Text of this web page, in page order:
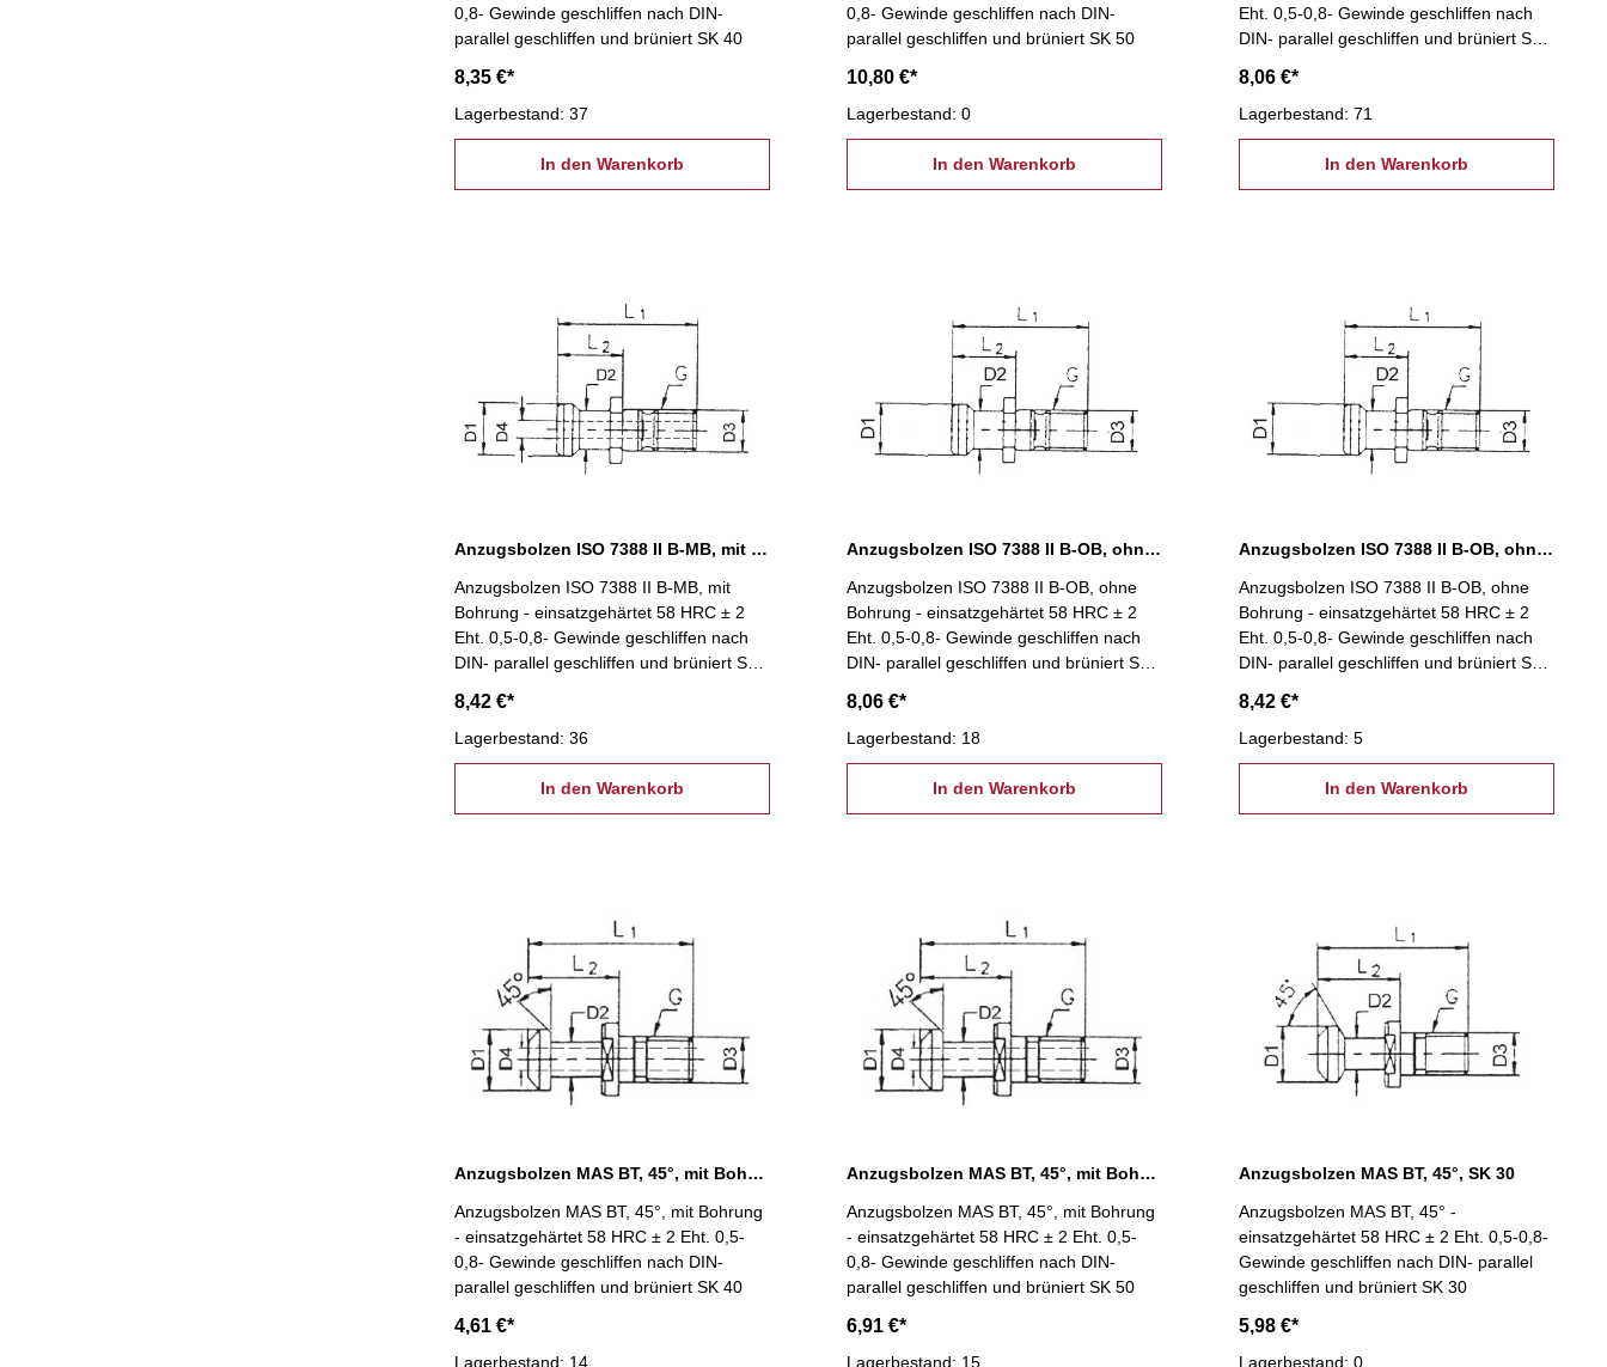
0,8- Gewinde geschliffen nach DIN-
parallel geschliffen und brüniert SK 40
8,35 €*
Lagerbestand: 37
In den Warenkorb
0,8- Gewinde geschliffen nach DIN-
parallel geschliffen und brüniert SK 50
10,80 €*
Lagerbestand: 0
In den Warenkorb
Eht. 0,5-0,8- Gewinde geschliffen nach
DIN- parallel geschliffen und brüniert SK
8,06 €*
Lagerbestand: 71
In den Warenkorb
Anzugsbolzen ISO 7388 II B-MB, mit Bohrung, SK 50
Anzugsbolzen ISO 7388 II B-MB, mit
Bohrung - einsatzgehärtet 58 HRC ± 2
Eht. 0,5-0,8- Gewinde geschliffen nach
DIN- parallel geschliffen und brüniert SK
8,42 €*
Lagerbestand: 36
In den Warenkorb
Anzugsbolzen ISO 7388 II B-OB, ohne Bohrung, SK 40
Anzugsbolzen ISO 7388 II B-OB, ohne
Bohrung - einsatzgehärtet 58 HRC ± 2
Eht. 0,5-0,8- Gewinde geschliffen nach
DIN- parallel geschliffen und brüniert SK
8,06 €*
Lagerbestand: 18
In den Warenkorb
Anzugsbolzen ISO 7388 II B-OB, ohne Bohrung, SK 50
Anzugsbolzen ISO 7388 II B-OB, ohne
Bohrung - einsatzgehärtet 58 HRC ± 2
Eht. 0,5-0,8- Gewinde geschliffen nach
DIN- parallel geschliffen und brüniert SK
8,42 €*
Lagerbestand: 5
In den Warenkorb
Anzugsbolzen MAS BT, 45°, mit Bohrung, SK 40
Anzugsbolzen MAS BT, 45°, mit Bohrung
- einsatzgehärtet 58 HRC ± 2 Eht. 0,5-
0,8- Gewinde geschliffen nach DIN-
parallel geschliffen und brüniert SK 40
4,61 €*
Lagerbestand: 14
Anzugsbolzen MAS BT, 45°, mit Bohrung, SK 50
Anzugsbolzen MAS BT, 45°, mit Bohrung
- einsatzgehärtet 58 HRC ± 2 Eht. 0,5-
0,8- Gewinde geschliffen nach DIN-
parallel geschliffen und brüniert SK 50
6,91 €*
Lagerbestand: 15
Anzugsbolzen MAS BT, 45°, SK 30
Anzugsbolzen MAS BT, 45° -
einsatzgehärtet 58 HRC ± 2 Eht. 0,5-0,8-
Gewinde geschliffen nach DIN- parallel
geschliffen und brüniert SK 30
5,98 €*
Lagerbestand: 0